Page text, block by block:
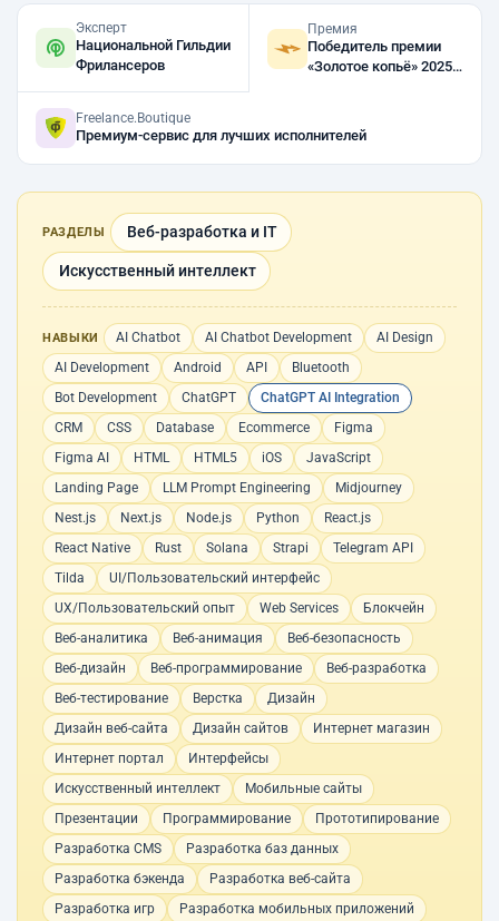
Эксперт
Национальной Гильдии
Фрилансеров
Премия
Победитель премии
«Золотое копьё» 2025,
Freelance.Boutique
Премиум-сервис для лучших исполнителей
РАЗДЕЛЫ Веб-разработка и IT
Искусственный интеллект
НАВЫКИ AI Chatbot AI Chatbot Development
AI Design
AI Development
Android API
Bluetooth
Bot Development
ChatGPT
ChatGPT AI Integration
CRM
CSS Database Ecommerce
Figma
Figma AI
HTML HTML5 iOS
JavaScript
Landing Page
LLM Prompt Engineering
Midjourney
Nest.js
Next.js Node.js Python
React.js
React Native
Rust Solana Strapi
Telegram API
Tilda
UI/Пользовательский интерфейс
UX/Пользовательский опыт
Web Services
Блокчейн
Веб-аналитика
Веб-анимация
Веб-безопасность
Веб-дизайн
Веб-программирование
Веб-разработка
Веб-тестирование
Верстка
Дизайн
Дизайн веб-сайта
Дизайн сайтов
Интернет магазин
Интернет портал
Интерфейсы
Искусственный интеллект
Мобильные сайты
Презентации
Программирование
Прототипирование
Разработка CMS
Разработка баз данных
Разработка бэкенда
Разработка веб-сайта
Разработка игр
Разработка мобильных приложений